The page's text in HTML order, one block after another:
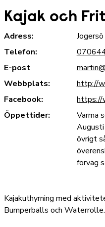
Kajak och
Adress:
Telefon:
E-post
Webbplats:
http://
Facebook:
https://
Öppettider:
Varma
övrigt
förväg
Kajakuthyrning med
Bumperballs och Waterrolle.